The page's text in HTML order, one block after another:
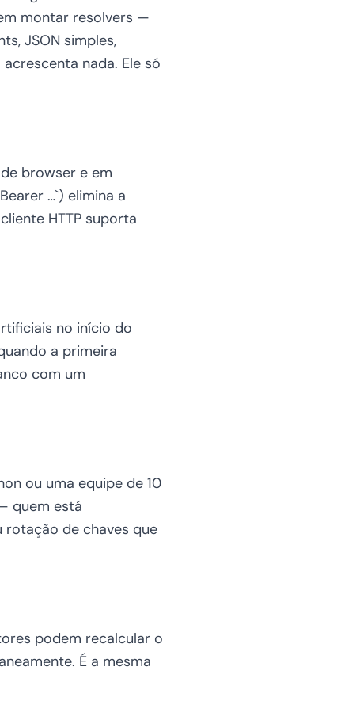
montar resolvers —
JSON simples,
nada. Ele só
browser e em
…`) elimina a
HTTP suporta
no início do
a primeira
com um
ou uma equipe de 10
quem está
rotação de chaves que
podem recalcular o
É a mesma